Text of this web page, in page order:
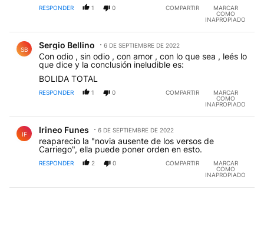
RESPONDER 1 0 COMPARTIR
MARCAR
COMO
INAPROPIADO
SB Sergio Bellino 6 DE SEPTIEMBRE DE 2022
Con odio , sin odio , con amor , con lo que sea , leés lo
que dice y la conclusión ineludible es:
BOLIDA TOTAL
RESPONDER 1 0 COMPARTIR
MARCAR
COMO
INAPROPIADO
IF Irineo Funes 6 DE SEPTIEMBRE DE 2022
reaparecio la "novia ausente de los versos de
Carriego", ella puede poner orden en esto.
RESPONDER 2 0 COMPARTIR
MARCAR
COMO
INAPROPIADO